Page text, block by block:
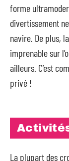
forme
divertissement
navire. De plus,
imprenable sur
ailleurs. C’est
privé !
La plupart des